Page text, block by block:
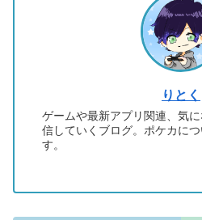
りとく
ゲームや最新アプリ関連、気
信していくブログ。ポケカに
す。